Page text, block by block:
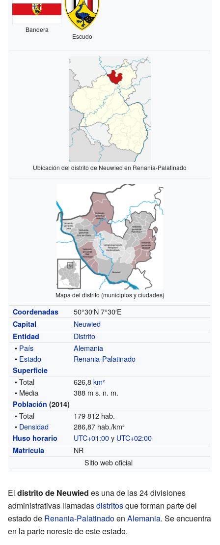
Bandera
Escudo
Ubicación del distrito de Neuwied en Renania-Palatinado
Mapa del distrito (municipios y ciudades)
Coordenadas 50°30′N 7°30′E
Capital Neuwied
Entidad
Distrito
• País
Alemania
• Estado Renania-Palatinado
Superficie
• Total 626,8km²
• Media
388 m s. n. m.
Población (2014)
• Total
179 812 hab.
• Densidad 286,87 hab./km²
Huso horario UTC+01:00y UTC+02:00
Matrícula
NR
Sitio web oficial
El distrito de Neuwied es una de las 24 divisiones
administrativas llamadasdistritosque forman parte del
estado de Renania-Palatinadoen Alemania. Se encuentra
en la parte noreste de este estado.